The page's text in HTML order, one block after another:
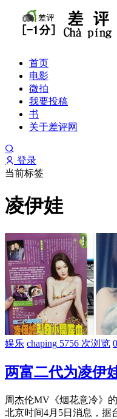
首页
电影
微拍
我要投稿
书
关于差评网
登录
当前标签
凌伊娃
娱乐 chaping 5756 次浏览
两富二代为凌伊
周杰伦MV《烟花意冷》
北京时间4月5日消息，据